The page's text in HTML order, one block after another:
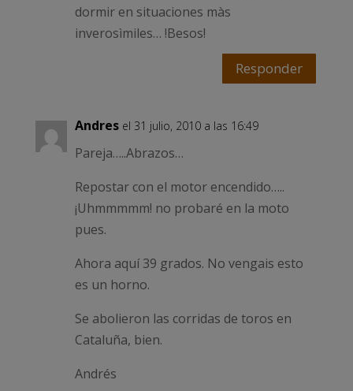
dormir en situaciones màs
inverosìmiles… !Besos!
Responder
Andres el 31 julio, 2010 a las 16:49
Pareja…..Abrazos…
Repostar con el motor encendido…..
¡Uhmmmmm! no probaré en la moto
pues.
Ahora aquí 39 grados. No vengais esto
es un horno.
Se abolieron las corridas de toros en
Cataluña, bien.
Andrés